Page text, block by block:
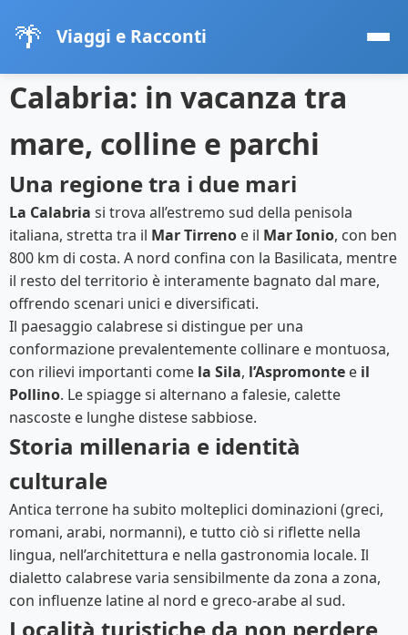
🌴 Viaggi e Racconti
Calabria: in vacanza tra
mare, colline e parchi
Una regione tra i due mari
La Calabria si trova all’estremo sud della penisola
italiana, stretta tra il Mar Tirreno e il Mar Ionio, con ben
800 km di costa. A nord confina con la Basilicata, mentre
il resto del territorio è interamente bagnato dal mare,
offrendo scenari unici e diversificati.
Il paesaggio calabrese si distingue per una
conformazione prevalentemente collinare e montuosa,
con rilievi importanti come la Sila, l’Aspromonte e il
Pollino. Le spiagge si alternano a falesie, calette
nascoste e lunghe distese sabbiose.
Storia millenaria e identità
culturale
Antica terrone ha subito molteplici dominazioni (greci,
romani, arabi, normanni), e tutto ciò si riflette nella
lingua, nell’architettura e nella gastronomia locale. Il
dialetto calabrese varia sensibilmente da zona a zona,
con influenze latine al nord e greco-arabe al sud.